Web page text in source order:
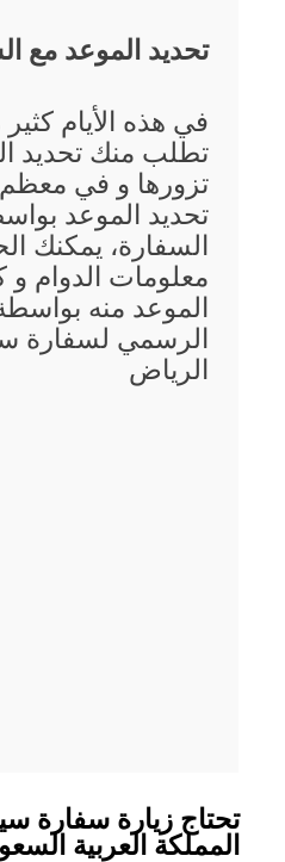
تحديد الموعد مع
في هذه الأيام
تطلب منك تحديد
تزورها و في معظم
تحديد الموعد
السفارة، يمكنك
معلومات الدوام و
الموعد منه
الرسمي لسفارة
الرياض
تحتاج زيارة سفارة
المملكة العربية